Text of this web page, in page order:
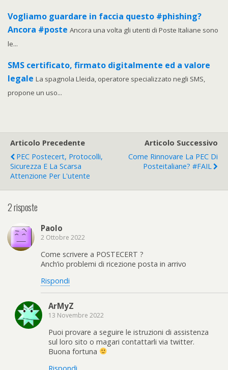
Vogliamo guardare in faccia questo #phishing?
Ancora #poste Ancora una volta gli utenti di Poste Italiane sono
le...
SMS certificato, firmato digitalmente ed a valore
legale La spagnola Lleida, operatore specializzato negli SMS,
propone un uso...
Articolo Precedente
PEC Postecert, Protocolli,
Sicurezza E La Scarsa
Attenzione Per L'utente
Articolo Successivo
Come Rinnovare La PEC Di
Posteitaliane? #FAIL
2 risposte
Paolo
2 Ottobre 2022
Come scrivere a POSTECERT ?
Anch’io problemi di ricezione posta in arrivo
Rispondi
ArMyZ
13 Novembre 2022
Puoi provare a seguire le istruzioni di assistenza
sul loro sito o magari contattarli via twitter.
Buona fortuna